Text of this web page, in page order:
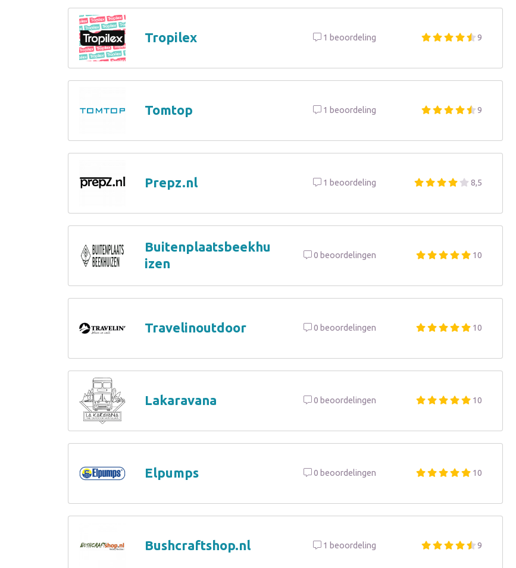
Tropilex 1 beoordeling 9
Tomtop 1 beoordeling 9
Prepz.nl 1 beoordeling 8,5
Buitenplaatsbeekhu
izen
0 beoordelingen 10
Travelinoutdoor 0 beoordelingen 10
Lakaravana 0 beoordelingen 10
Elpumps 0 beoordelingen 10
Bushcraftshop.nl 1 beoordeling 9